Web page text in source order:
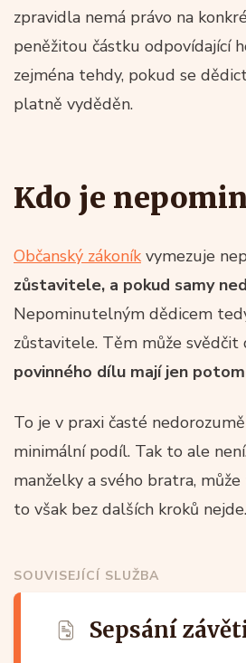
zpravidla nemá právo na
peněžitou částku odpovídající
zejména tehdy, pokud se
platně vyděděn.
Kdo je
Občanský zákoník vymezuje
zůstavitele, a pokud samy
Nepominutelným dědicem
zůstavitele. Těm může svědčit
povinného dílu mají jen
To je v praxi časté
minimální podíl. Tak to ale
manželky a svého bratra,
to však bez dalších kroků nejde.
SOUVISEJÍCÍ SLUŽBA
Sepsání